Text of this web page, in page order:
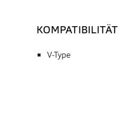
KOMPATIBILITÄT
V-Type